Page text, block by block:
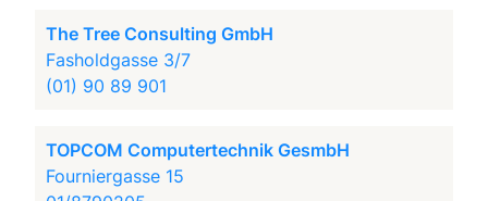
The Tree Consulting GmbH
Fasholdgasse 3/7
(01) 90 89 901
TOPCOM Computertechnik GesmbH
Fourniergasse 15